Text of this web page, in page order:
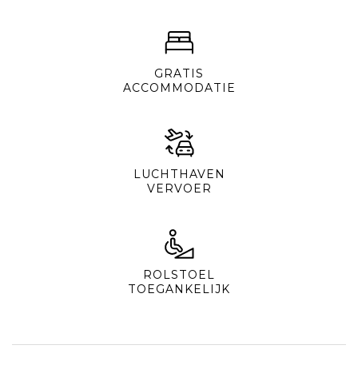
GRATIS
ACCOMMODATIE
LUCHTHAVEN
VERVOER
ROLSTOEL
TOEGANKELIJK